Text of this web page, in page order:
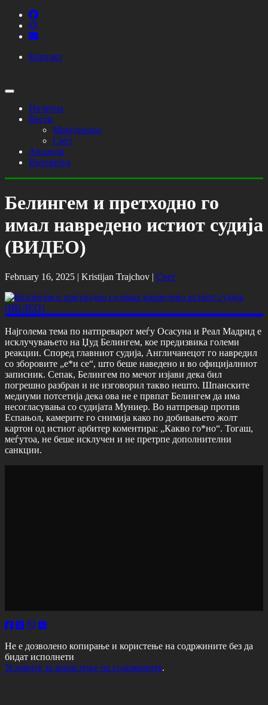
Контакт
Почетна
Вести
Македонија
Свет
Анализи
Интервјуа
Белингем и претходно го
имал навредено истиот судија
(ВИДЕО)
February 16, 2025 | Kristijan Trajchov | Свет
Најголема тема по натпреварот меѓу Осасуна и Реал Мадрид е
исклучувањето на Џуд Белингем, кое предизвика големи
реакции. Според главниот судија, Англичанецот го навредил
со зборовите „е*и се“, што беше наведено и во официјалниот
записник. Сепак, Белингем по мечот изјави дека бил
погрешно разбран и не изговорил такво нешто. Шпанските
медиуми потсетија дека ова не е првпат Белингем да има
несогласувања со судијата Муниер. Во натпревар против
Еспањол, камерите го снимија како по добивањето жолт
картон од истиот арбитер коментира: „Какво го*но“. Тогаш,
меѓутоа, не беше исклучен и не претрпе дополнителни
санкции.
Не е дозволено копирање и користење на содржините без да
бидат исполнети
Условите за користење на содржините.